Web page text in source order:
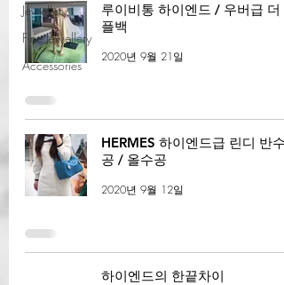
Jewellery
Fine Jewellery
Accessories
루이비통 하이엔드 / 우버급 더
플백
2020년 9월 21일
HERMES 하이엔드급 린디 반수
공 / 올수공
2020년 9월 12일
하이엔드의 한끝차이